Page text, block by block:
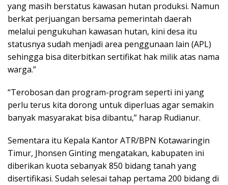
yang masih berstatus kawasan hutan produksi. Namun
berkat perjuangan bersama pemerintah daerah
melalui pengukuhan kawasan hutan, kini desa itu
statusnya sudah menjadi area penggunaan lain (APL)
sehingga bisa diterbitkan sertifikat hak milik atas nama
warga.”
“Terobosan dan program-program seperti ini yang
perlu terus kita dorong untuk diperluas agar semakin
banyak masyarakat bisa dibantu,” harap Rudianur.
Sementara itu Kepala Kantor ATR/BPN Kotawaringin
Timur, Jhonsen Ginting mengatakan, kabupaten ini
diberikan kuota sebanyak 850 bidang tanah yang
disertifikasi. Sudah selesai tahap pertama 200 bidang di